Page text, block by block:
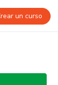
un curso